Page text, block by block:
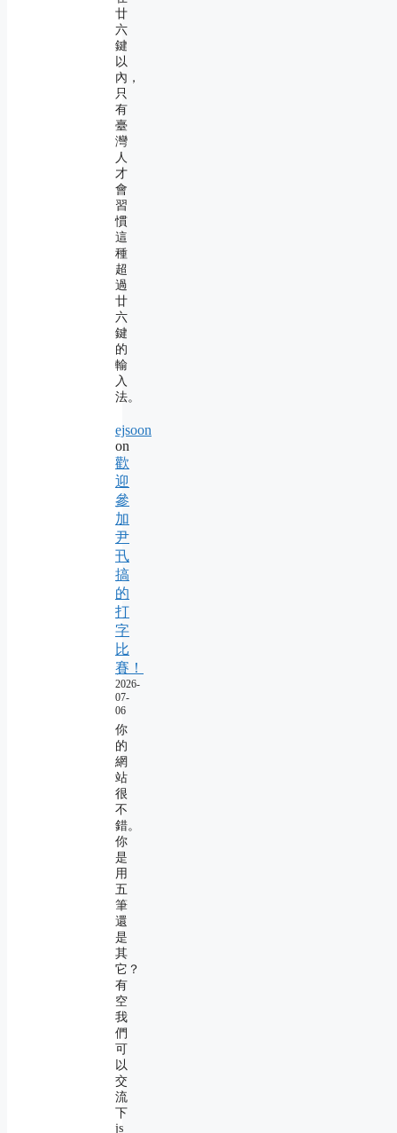
廿
六
鍵
以
內，
只
有
臺
灣
人
才
會
習
慣
這
種
超
過
廿
六
鍵
的
輸
入
法。
ejsoon
on
歡
迎
參
加
尹
卂
搞
的
打
字
比
賽！
2026-
07-
06
你
的
網
站
很
不
錯。
你
是
用
五
筆
還
是
其
它？
有
空
我
們
可
以
交
流
下
js